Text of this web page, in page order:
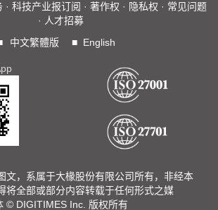
· 科技产业报订阅 · 著作权 · 隐私权 · 常见问题
· 人才招募
中文繁體版 ■ English
文，系属于大椽股份有限公司所有，非经本
将全部或部分内容转载于任何形式之媒
© DIGITIMES Inc. 版权所有